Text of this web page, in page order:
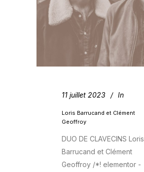
11 juillet 2023 In
Loris Barrucand et Clément
Geoffroy
DUO DE CLAVECINS Loris
Barrucand et Clément
Geoffroy /*! elementor -